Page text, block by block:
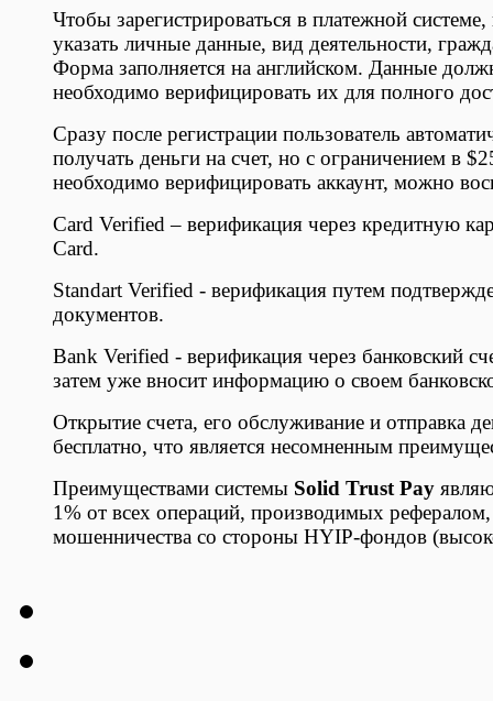
Чтобы зарегистрироваться в платежной
указать личные данные, вид деятельности,
Форма заполняется на английском. Данные
необходимо верифицировать их для полного
Сразу после регистрации пользователь
получать деньги на счет, но с ограничением в
необходимо верифицировать аккаунт, можно
Card Verified – верификация через кредитную
Card.
Standart Verified - верификация путем
документов.
Bank Verified - верификация через банковский
затем уже вносит информацию о своем
Открытие счета, его обслуживание и отправка
бесплатно, что является несомненным
Преимуществами системы Solid Trust Pay
1% от всех операций, производимых
мошенничества со стороны HYIP-фондов